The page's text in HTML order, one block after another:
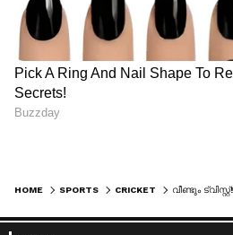
HOME SPORTS CRICKET